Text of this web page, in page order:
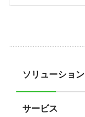
ソリューション
サービス